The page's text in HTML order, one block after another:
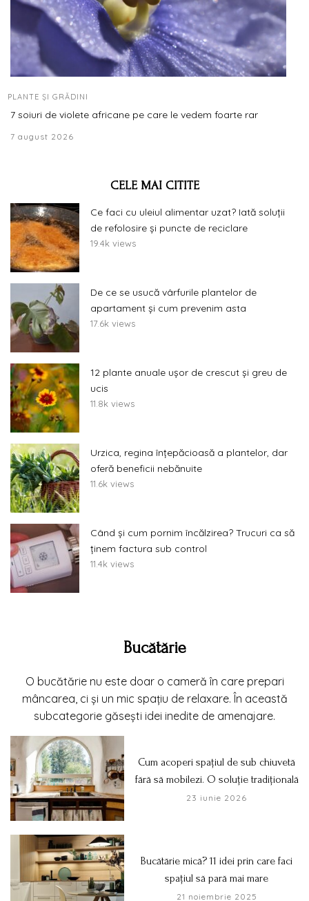
PLANTE ȘI GRĂDINI
7 soiuri de violete africane pe care le vedem foarte rar
7 august 2026
CELE MAI CITITE
Ce faci cu uleiul alimentar uzat? Iată soluții
de refolosire și puncte de reciclare
19.4k views
De ce se usucă vârfurile plantelor de
apartament și cum prevenim asta
17.6k views
12 plante anuale ușor de crescut și greu de
ucis
11.8k views
Urzica, regina înțepăcioasă a plantelor, dar
oferă beneficii nebănuite
11.6k views
Când și cum pornim încălzirea? Trucuri ca să
ținem factura sub control
11.4k views
Bucătărie
O bucătărie nu este doar o cameră în care prepari
mâncarea, ci și un mic spațiu de relaxare. În această
subcategorie găsești idei inedite de amenajare.
Cum acoperi spațiul de sub chiuvetă
fără să mobilezi. O soluție tradițională
23 iunie 2026
Bucătărie mică? 11 idei prin care faci
spațiul să pară mai mare
21 noiembrie 2025